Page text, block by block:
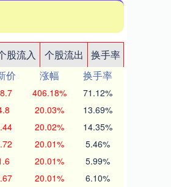
股流入 个股流出
换手率
价 涨幅
换手率
406.18% 71.12%
20.03% 13.69%
20.02% 14.35%
20.01% 5.46%
20.01% 5.99%
20.01% 6.10%